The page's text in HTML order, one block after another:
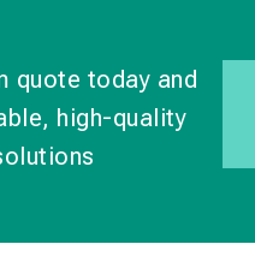
quote today and
high-quality